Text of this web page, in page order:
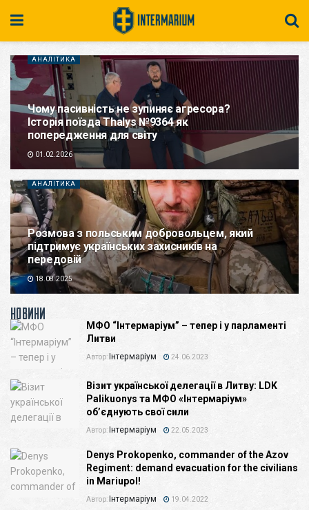
АНАЛІТИКА
Чому пасивність не зупиняє агресора?
Історія поїзда Thalys №9364 як
попередження для світу
01.02.2026
АНАЛІТИКА
Розмова з польським добровольцем, який
підтримує українських захисників на
передовій
18.08.2025
НОВИНИ
МФО “Інтермаріум” – тепер і у парламенті
Литви
Автор: Інтермаріум 24.06.2023
Візит української делегації в Литву: LDK
Palikuonys та МФО «Інтермаріум»
об’єднують свої сили
Автор:Інтермаріум 22.05.2023
Denys Prokopenko, commander of the Azov
Regiment: demand evacuation for the civilians
in Mariupol!
Автор:Інтермаріум 19.04.2022